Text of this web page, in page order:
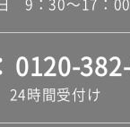
0120-
24時間受付け